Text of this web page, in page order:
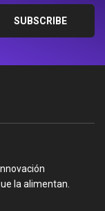
la alimentan.